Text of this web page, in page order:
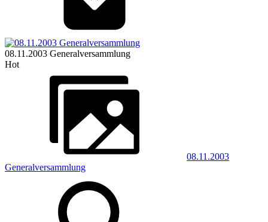
08.11.2003 Generalversammlung
Hot
08.11.2003
Generalversammlung